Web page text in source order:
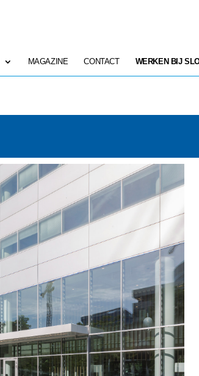
MAGAZINE CONTACT WERKEN BIJ